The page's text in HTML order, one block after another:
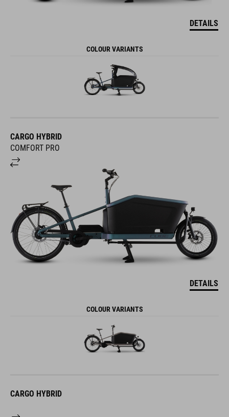
DETAILS
COLOUR VARIANTS
CARGO HYBRID
COMFORT PRO
DETAILS
COLOUR VARIANTS
CARGO HYBRID